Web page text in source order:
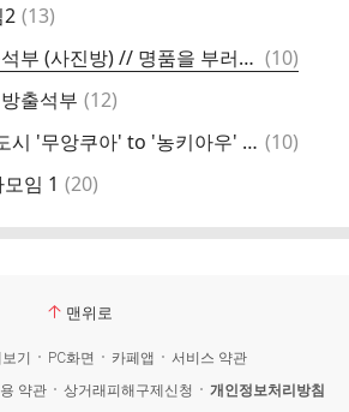
2 댓
(13)
4 월 16 일 수요일 출석부 (사진방) // 명품을 부러워하는 인생이 되지 말자 댓
글
(10)
출석부 댓
(12)
(12) 라오스 국경 소도시 '무앙쿠아' to '농키아우' 배로 이동 (절경) 3/8~3/9 댓
(10)
임 1 댓
(20)
맨위로
기 PC화면 카페앱
서비스 약관
약관 상거래피해구제신청 개인정보처리방침